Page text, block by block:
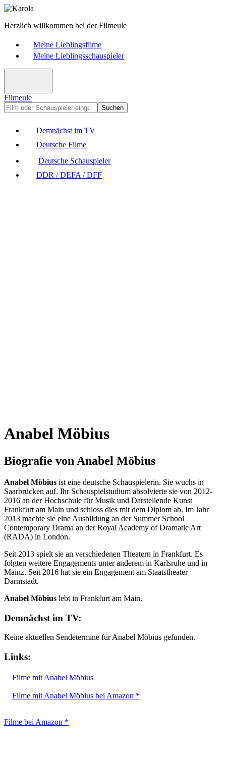
Herzlich willkommen bei der Filmeule
Meine Lieblingsfilme
Meine Lieblingsschauspieler
Filmeule
Suchen
Demnächst im TV
Deutsche Filme
Deutsche Schauspieler
DDR / DEFA / DFF
Anabel Möbius
Biografie von Anabel Möbius
Anabel Möbius ist eine deutsche Schauspielerin. Sie wuchs in
Saarbrücken auf. Ihr Schauspielstudium absolvierte sie von 2012-
2016 an der Hochschule für Musik und Darstellende Kunst
Frankfurt am Main und schloss dies mit dem Diplom ab. Im Jahr
2013 machte sie eine Ausbildung an der Summer School
Contemporary Drama an der Royal Academy of Dramatic Art
(RADA) in London.
Seit 2013 spielt sie an verschiedenen Theatern in Frankfurt. Es
folgten weitere Engagements unter anderem in Karlsruhe und in
Mainz. Seit 2016 hat sie ein Engagement am Staatstheater
Darmstadt.
Anabel Möbius lebt in Frankfurt am Main.
Demnächst im TV:
Keine aktuellen Sendetermine für Anabel Möbius gefunden.
Links:
Filme mit Anabel Möbius
Filme mit Anabel Möbius bei Amazon *
Filme bei Amazon *